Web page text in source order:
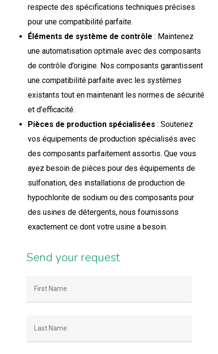
respecte des spécifications techniques précises
pour une compatibilité parfaite.
Éléments de système de contrôle : Maintenez
une automatisation optimale avec des composants
de contrôle d’origine. Nos composants garantissent
une compatibilité parfaite avec les systèmes
existants tout en maintenant les normes de sécurité
et d’efficacité.
Pièces de production spécialisées : Soutenez
vos équipements de production spécialisés avec
des composants parfaitement assortis. Que vous
ayez besoin de pièces pour des équipements de
sulfonation, des installations de production de
hypochlorite de sodium ou des composants pour
des usines de détergents, nous fournissons
exactement ce dont votre usine a besoin.
Send your request